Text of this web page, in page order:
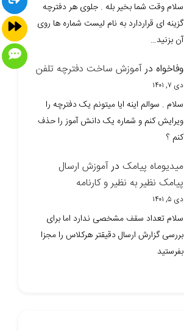
سلام وقت شما بخیر بله . جلوی هر دفترچه
گزینه ای قراردارد به نام لیست شماره ها روی
آن بزنید…
وفاخواه درآموزش ساخت دفترچه تلفن
دی ۷, ۱۴۰۱
سلام . سوالم اینه ایا میتونم یک دفترچه را
ویرایش کنم و شماره یک دانش آموز را حذف
کنم ؟
میدیوماه پیامک درآموزش ارسال
پیامک نظیر به نظیر و کارنامه
دی ۵, ۱۴۰۱
سلام تعداد سقف مشخصی ندارد اما برای
بررسی گزارش ارسال دقیقتر هرکلاس را مجزا
بفرستید